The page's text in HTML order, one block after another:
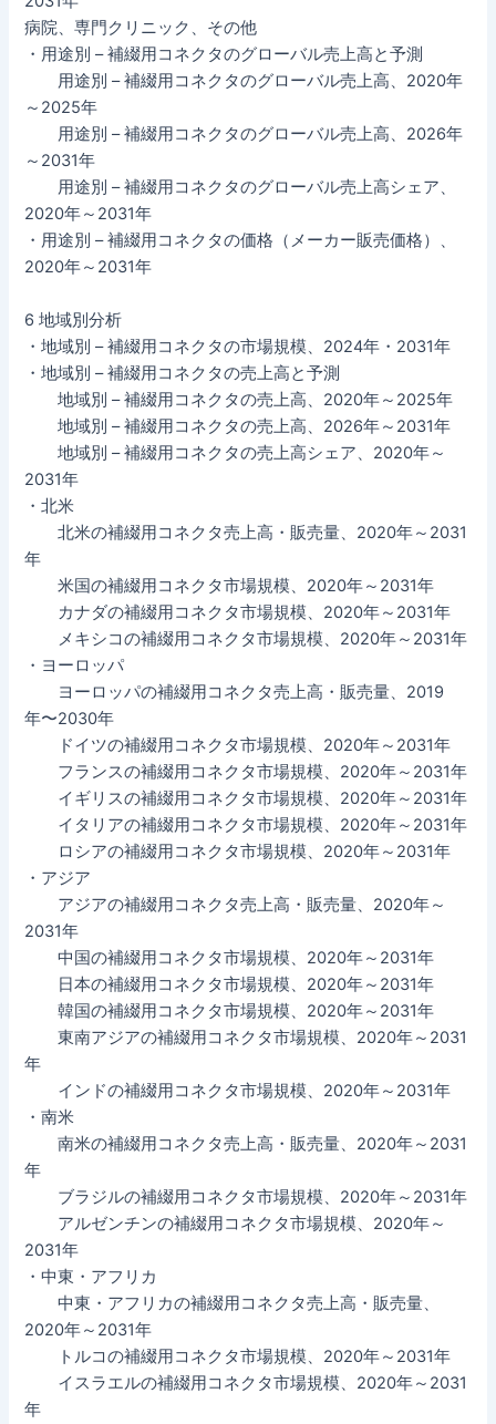
病院、専門クリニック、その他
・用途別 – 補綴用コネクタのグローバル売上高と予測
用途別 – 補綴用コネクタのグローバル売上高、2020年
～2025年
用途別 – 補綴用コネクタのグローバル売上高、2026年
～2031年
用途別 – 補綴用コネクタのグローバル売上高シェア、
2020年～2031年
・用途別 – 補綴用コネクタの価格（メーカー販売価格）、
2020年～2031年
6 地域別分析
・地域別 – 補綴用コネクタの市場規模、2024年・2031年
・地域別 – 補綴用コネクタの売上高と予測
地域別 – 補綴用コネクタの売上高、2020年～2025年
地域別 – 補綴用コネクタの売上高、2026年～2031年
地域別 – 補綴用コネクタの売上高シェア、2020年～
2031年
・北米
北米の補綴用コネクタ売上高・販売量、2020年～2031
年
米国の補綴用コネクタ市場規模、2020年～2031年
カナダの補綴用コネクタ市場規模、2020年～2031年
メキシコの補綴用コネクタ市場規模、2020年～2031年
・ヨーロッパ
ヨーロッパの補綴用コネクタ売上高・販売量、2019
年〜2030年
ドイツの補綴用コネクタ市場規模、2020年～2031年
フランスの補綴用コネクタ市場規模、2020年～2031年
イギリスの補綴用コネクタ市場規模、2020年～2031年
イタリアの補綴用コネクタ市場規模、2020年～2031年
ロシアの補綴用コネクタ市場規模、2020年～2031年
・アジア
アジアの補綴用コネクタ売上高・販売量、2020年～
2031年
中国の補綴用コネクタ市場規模、2020年～2031年
日本の補綴用コネクタ市場規模、2020年～2031年
韓国の補綴用コネクタ市場規模、2020年～2031年
東南アジアの補綴用コネクタ市場規模、2020年～2031
年
インドの補綴用コネクタ市場規模、2020年～2031年
・南米
南米の補綴用コネクタ売上高・販売量、2020年～2031
年
ブラジルの補綴用コネクタ市場規模、2020年～2031年
アルゼンチンの補綴用コネクタ市場規模、2020年～
2031年
・中東・アフリカ
中東・アフリカの補綴用コネクタ売上高・販売量、
2020年～2031年
トルコの補綴用コネクタ市場規模、2020年～2031年
イスラエルの補綴用コネクタ市場規模、2020年～2031
年